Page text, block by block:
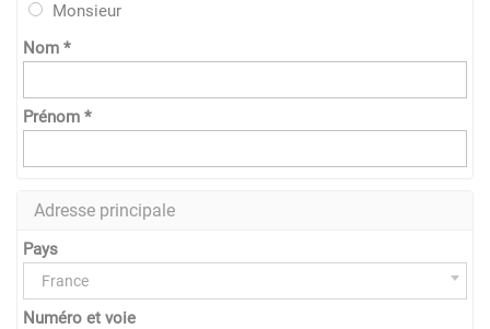
Monsieur
Nom *
Prénom *
Adresse principale
Pays
France
Numéro et voie